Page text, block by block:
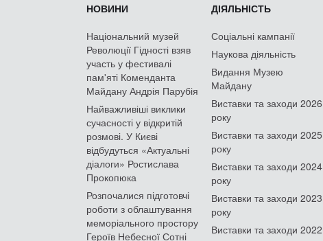
НОВИНИ
Національний музей
Революції Гідності взяв
участь у фестивалі
пам'яті Коменданта
Майдану Андрія Парубія
Найважливіші виклики
сучасності у відкритій
розмові. У Києві
відбудуться «Актуальні
діалоги» Ростислава
Прокопюка
Розпочалися підготовчі
роботи з облаштування
меморіального простору
Героїв Небесної Сотні
ДІЯЛЬНІСТЬ
Соціальні кампанії
Наукова діяльність
Видання Музею
Майдану
Виставки та заходи 2026
року
Виставки та заходи 2025
року
Виставки та заходи 2024
року
Виставки та заходи 2023
року
Виставки та заходи 2022